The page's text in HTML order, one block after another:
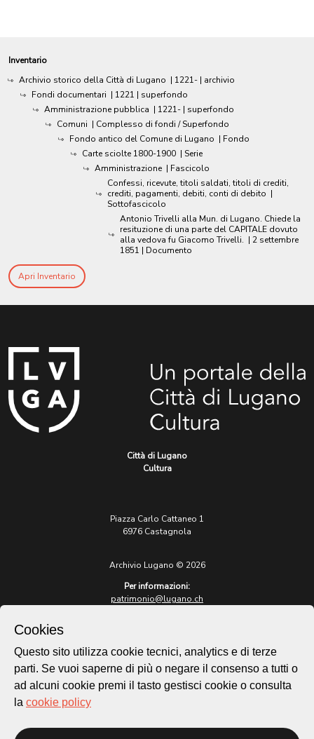
Inventario
Archivio storico della Città di Lugano | 1221- | archivio
Fondi documentari | 1221 | superfondo
Amministrazione pubblica | 1221- | superfondo
Comuni | Complesso di fondi / Superfondo
Fondo antico del Comune di Lugano | Fondo
Carte sciolte 1800-1900 | Serie
Amministrazione | Fascicolo
Confessi, ricevute, titoli saldati, titoli di crediti,
crediti, pagamenti, debiti, conti di debito |
Sottofascicolo
Antonio Trivelli alla Mun. di Lugano. Chiede la
resituzione di una parte del CAPITALE dovuto
alla vedova fu Giacomo Trivelli. | 2 settembre
1851 | Documento
Apri Inventario
Città di Lugano
Cultura
Piazza Carlo Cattaneo 1
6976 Castagnola
Archivio Lugano © 2026
Per informazioni:
patrimonio@lugano.ch
lugano.ch
Cookie policy
Homepage
Cookies
Questo sito utilizza cookie tecnici, analytics e di terze
parti. Se vuoi saperne di più o negare il consenso a tutti o
ad alcuni cookie premi il tasto gestisci cookie o consulta
la cookie policy